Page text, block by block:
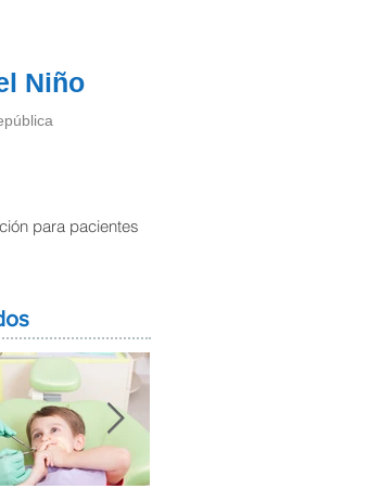
Niño
para pacientes